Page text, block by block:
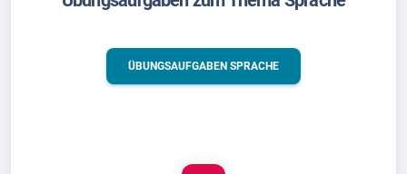
ÜBUNGSAUFGABEN SPRACHE